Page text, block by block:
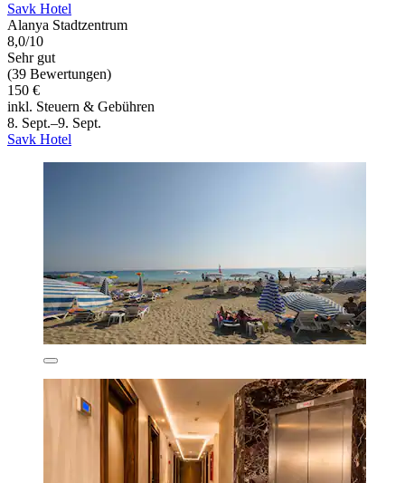
Savk Hotel
Alanya Stadtzentrum
8,0/10
Sehr gut
(39 Bewertungen)
150 €
inkl. Steuern & Gebühren
8. Sept.–9. Sept.
Savk Hotel